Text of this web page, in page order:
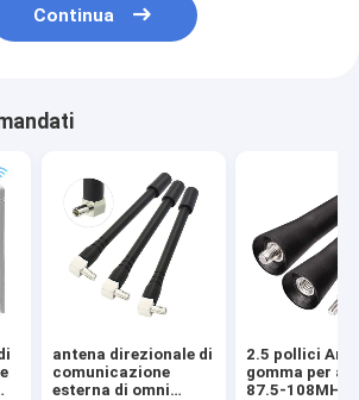
Continua
antena direzionale di
comunicazione
esterna di omni
2.5 pollici
gomma per
87.5-108MHZ